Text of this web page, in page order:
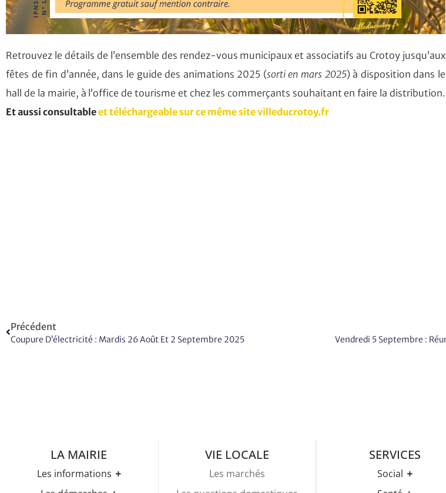
Retrouvez le détails de l’ensemble des rendez-vous municipaux et associatifs au Crotoy jusqu’aux
fêtes de fin d’année, dans le guide des animations 2025 (sorti en mars 2025) à disposition dans le
hall de la mairie, à l’office de tourisme et chez les commerçants souhaitant en faire la distribution.
Et aussi consultableet téléchargeable sur ce même site villeducrotoy.fr
Précédent
Coupure D’électricité : Mardis 26 Août Et 2 Septembre 2025
LA MAIRIE
Les informations
Les horaires
VIE LOCALE
Les marchés
SERVICES
Social
CCAS